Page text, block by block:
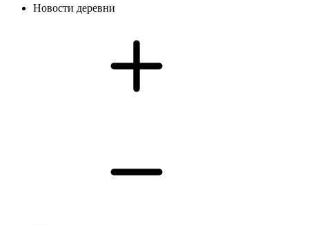
Новости деревни